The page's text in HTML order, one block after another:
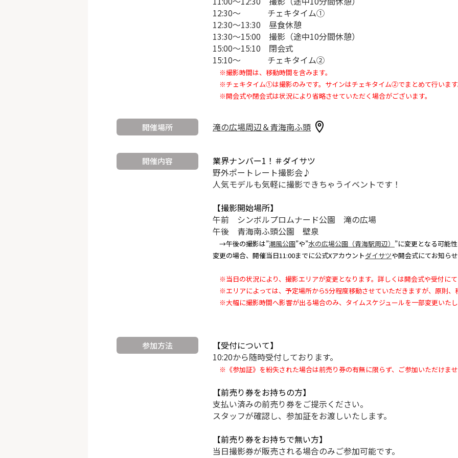
12:30～ チェキタイム①
12:30～13:30 昼食休憩
13:30～15:00 撮影（途中10分間休憩）
15:00～15:10 閉会式
15:10～ チェキタイム②
※撮影時間は、移動時間を含みます。
※チェキタイム①は撮影のみです。サインはチェキタイム②でまとめて行いま
※開会式や閉会式は状況により省略させていただく場合がございます。
開催場所 滝の広場周辺＆青海南ふ頭
開催内容
業界ナンバー1！＃ダイサツ
野外ポートレート撮影会♪
人気モデルも気軽に撮影できちゃうイベントです！
【撮影開始場所】
午前 シンボルプロムナード公園 滝の広場
午後 青海南ふ頭公園 壁泉
→午後の撮影は”潮風公園”や”水の広場公園（青海駅周辺） ”に変更となる可能
変更の場合、開催当日11:00までに公式Xアカウントダイサツや開会式にてお知ら
※当日の状況により、撮影エリアが変更となります。詳しくは開会式や受付に
※エリアによっては、予定場所から5分程度移動させていただきますが、原則、
※大幅に撮影時間へ影響が出る場合のみ、タイムスケジュールを一部変更いた
参加方法
【受付について】
10:20から随時受付しております。
※《参加証》を紛失された場合は前売り券の有無に限らず、ご参加いただけま
【前売り券をお持ちの方】
支払い済みの前売り券をご提示ください。
スタッフが確認し、参加証をお渡しいたします。
【前売り券をお持ちで無い方】
当日撮影券が販売される場合のみご参加可能です。